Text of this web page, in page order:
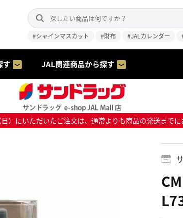
#シャインマスカット #財布 #JALカレンダー
す JAL関連商品から探す
にいただいたご注文は、通常よりも商品の発送まで